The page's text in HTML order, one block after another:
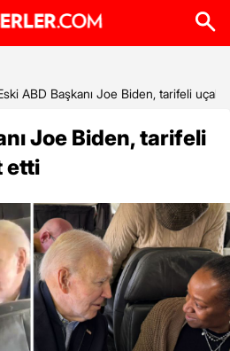
ABD Başkanı Joe Biden, tarifeli
Joe Biden, tarifeli
etti